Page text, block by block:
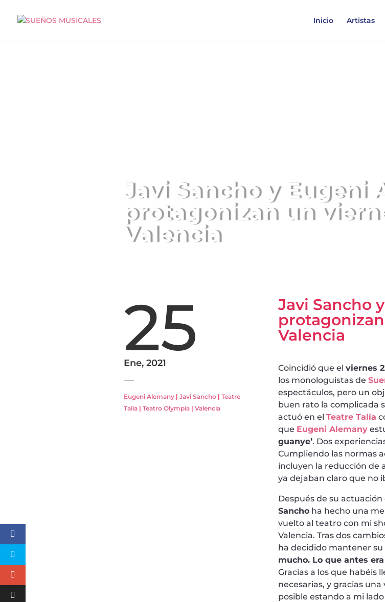
Inicio Artistas
Javi Sancho y Eugeni
protagonizan un
Valencia
25
Ene, 2021
Eugeni Alemany| Javi Sancho| Teatre
Talia| Teatro Olympia| Valencia
Javi Sancho
Valencia
Coincidió que elviernes
los monologuistas de
espectáculos, pero un
buen rato la complicada
actuó en elTeatre Talía
que Eugeni Alemany
guanye’. Dos
Cumpliendo las normas
incluyen la reducción de
ya dejaban claro que no
Después de su
Sancho ha hecho una
vuelto al teatro con mi
Valencia. Tras dos
ha decidido mantener
mucho. Lo que antes
Gracias a los que habéis
necesarias, y gracias
posible estando a mi lado